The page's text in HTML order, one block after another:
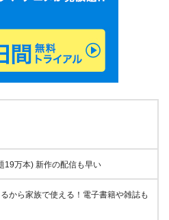
19万本) 新作の配信も早い
から家族で使える！電子書籍や雑誌も